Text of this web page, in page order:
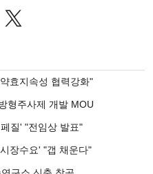
트위
터로
효지속성 협력강화"
형주사제 개발 MOU
질' "전임상 발표"
장수요' "갭 채운다"